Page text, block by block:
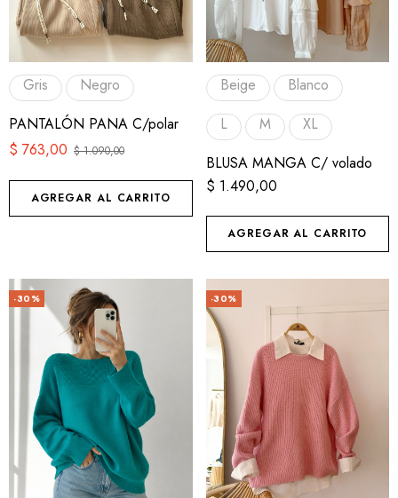
Gris
Negro
PANTALÓN PANA C/polar
$1.090,00
$ 763,00
AGREGAR AL CARRITO
Beige
Blanco
L
M
XL
BLUSA MANGA C/ volado
$ 1.490,00
AGREGAR AL CARRITO
-30% -30%